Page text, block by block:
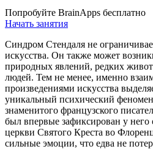
Попробуйте BrainApps бесплатно
Начать занятия
Синдром Стендаля не
искусства. Он также может
природных явлений, редких
людей. Тем не менее, именно
произведениями искусства
уникальный психический
знаменитого французского
был впервые зафиксирован у
церкви Святого Креста во
сильные эмоции, что едва не